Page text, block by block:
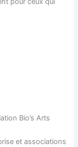
Bio’s Arts
et associations